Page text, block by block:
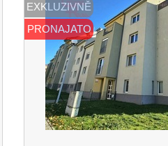
EXKLUZIVNĚ
PRONAJATO